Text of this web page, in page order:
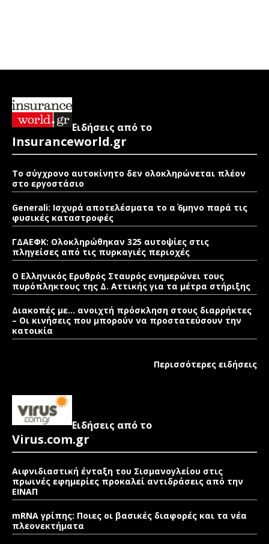
Ειδήσεις από το
Insuranceworld.gr
Το σύγχρονο αυτοκίνητο δεν ολοκληρώνεται πλέον
στο εργοστάσιο
Generali: Ισχυρά αποτελέσματα το α΄ 6μηνο παρά τις
φυσικές καταστροφές
ΓΔΑΕΦΚ: Ολοκληρώθηκαν 325 αυτοψίες στις
πληγείσες από τις πυρκαγιές περιοχές
Ο Ελληνικός Ερυθρός Σταυρός ενημερώνει τους
πυρόπληκτους της Δ. Αττικής για τα μέτρα στήριξης
Διακοπές με… ανοιχτή πρόσκληση στους διαρρήκτες
– Οι κινήσεις που μπορούν να προστατεύσουν την
κατοικία
Περισσότερες ειδήσεις
Ειδήσεις από το
Virus.com.gr
Αιφνιδιαστική ένταξη του Σισμανογλείου στις
πρωινές εφημερίες προκαλεί αντιδράσεις από την
ΕΙΝΑΠ
mRNA γρίπης: Ποιες οι βασικές διαφορές και τα νέα
πλεονεκτήματα